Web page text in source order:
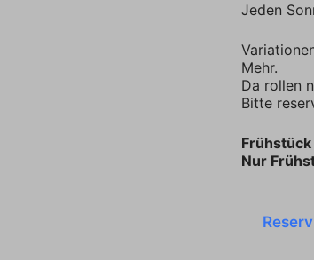
Jeden
Mehr.
Da rollen
Bitte
Nur